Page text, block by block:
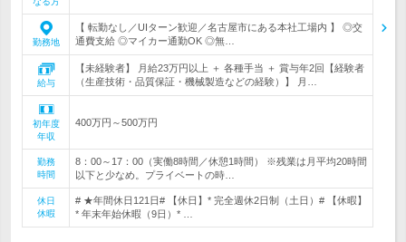
勤務地
【 転勤なし／UIターン歓迎／名古屋市にある本社工場内 】 ◎交
通費支給 ◎マイカー通勤OK ◎無…
給与
【未経験者】 月給23万円以上 ＋ 各種手当 ＋ 賞与年2回【経験者
（生産技術・品質保証・機械製造などの経験）】 月…
初年度
年収
400万円～500万円
勤務
時間
8：00～17：00（実働8時間／休憩1時間） ※残業は月平均20時間
以下と少なめ。プライベートの時…
休日
休暇
# ★年間休日121日# 【休日】* 完全週休2日制（土日）# 【休暇】
* 年末年始休暇（9日）* …